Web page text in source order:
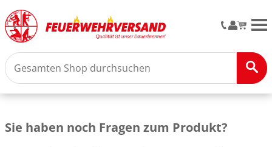
Sie haben noch Fragen zum Produkt?